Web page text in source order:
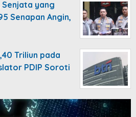
yang
Senapan Angin,
Triliun pada
PDIP Soroti